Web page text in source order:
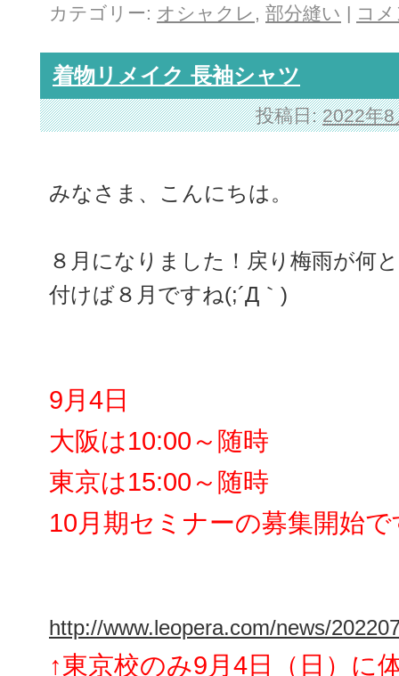
カテゴリー: オシャクレ 部分縫い | コ
着物リメイク 長袖シャツ
投稿日: 2022年8
みなさま、こんにちは。
８月になりました！戻り梅雨が何
付けば８月ですね(;´Д｀)
9月4日
大阪は10:00～随時
東京は15:00～随時
10月期セミナーの募集開始で
http://www.leopera.com/news/
↑東京校のみ9月4日（日）に